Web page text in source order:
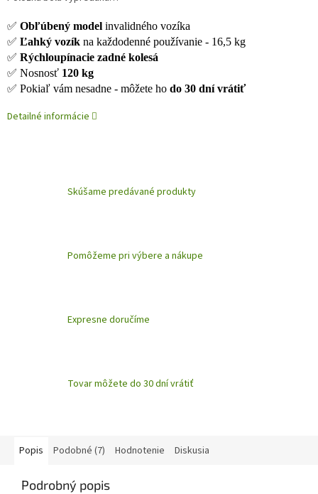
✅ Obľúbený model invalidného vozíka
✅ Ľahký vozík na každodenné používanie - 16,5 kg
✅ Rýchloupínacie zadné kolesá
✅ Nosnosť 120 kg
✅ Pokiaľ vám nesadne - môžete ho do 30 dní vrátiť
Detailné informácie
Skúšame predávané produkty
Pomôžeme pri výbere a nákupe
Expresne doručíme
Tovar môžete do 30 dní vrátiť
Popis Podobné (7) Hodnotenie Diskusia
Podrobný popis